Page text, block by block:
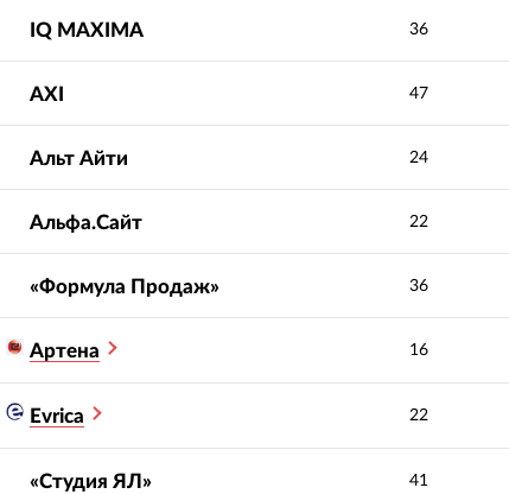
IQ МAXIMA 36
AXI 47
Альт Айти 24
Альфа.Сайт 22
«Формула Продаж» 36
Артена 16
Evrica 22
«Студия ЯЛ» 41